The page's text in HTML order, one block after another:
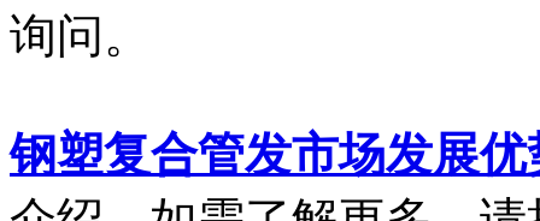
询问。
钢塑复合管发市场发展